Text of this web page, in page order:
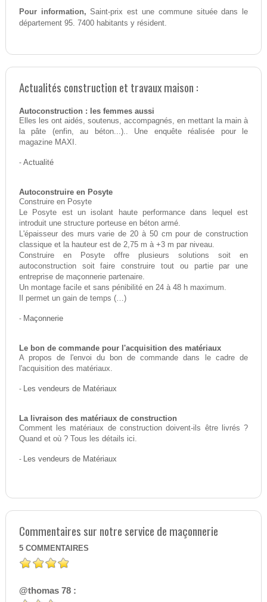
Pour information, Saint-prix est une commune située dans le
département 95. 7400 habitants y résident.
Actualités construction et travaux maison :
Autoconstruction : les femmes aussi
Elles les ont aidés, soutenus, accompagnés, en mettant la main à
la pâte (enfin, au béton...).. Une enquête réalisée pour le
magazine MAXI.
- Actualité
Autoconstruire en Posyte
Construire en Posyte
Le Posyte est un isolant haute performance dans lequel est
introduit une structure porteuse en béton armé.
L'épaisseur des murs varie de 20 à 50 cm pour de construction
classique et la hauteur est de 2,75 m à +3 m par niveau.
Construire en Posyte offre plusieurs solutions soit en
autoconstruction soit faire construire tout ou partie par une
entreprise de maçonnerie partenaire.
Un montage facile et sans pénibilité en 24 à 48 h maximum.
Il permet un gain de temps (…)
- Maçonnerie
Le bon de commande pour l'acquisition des matériaux
A propos de l'envoi du bon de commande dans le cadre de
l'acquisition des matériaux.
- Les vendeurs de Matériaux
La livraison des matériaux de construction
Comment les matériaux de construction doivent-ils être livrés ?
Quand et où ? Tous les détails ici.
- Les vendeurs de Matériaux
Commentaires sur notre service de maçonnerie
5 COMMENTAIRES
@thomas 78 :